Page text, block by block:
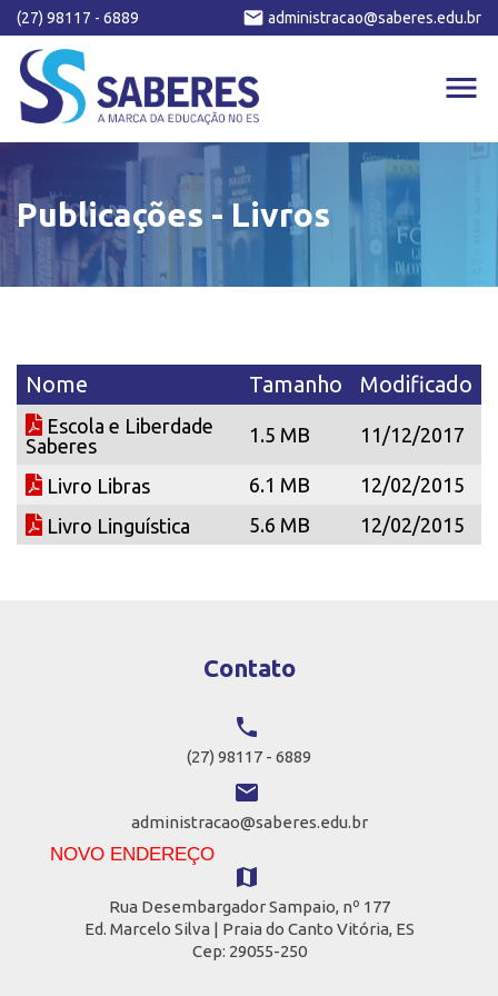
(27) 98117 - 6889 email administracao@saberes.edu.br
menu
Publicações - Livros
Nome Tamanho Modificado
Escola e Liberdade
Saberes
1.5 MB 11/12/2017
Livro Libras 6.1 MB
12/02/2015
Livro Linguística
5.6 MB 12/02/2015
Contato
local_phone
(27) 98117 - 6889
email
administracao@saberes.edu.br
NOVO ENDEREÇO
map
Rua Desembargador Sampaio, nº 177
Ed. Marcelo Silva | Praia do Canto Vitória, ES
Cep: 29055-250